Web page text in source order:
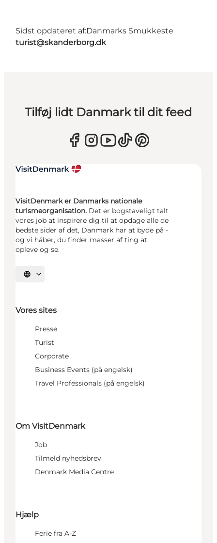
Sidst opdateret af:Danmarks Smukkeste
turist@skanderborg.dk
Tilføj lidt Danmark til dit feed
VisitDenmark er Danmarks nationale
turismeorganisation. Det er bogstaveligt talt
vores job at inspirere dig til at opdage alle de
bedste sider af det, Danmark har at byde på -
og vi håber, du finder masser af ting at
opleve og se.
Vælg sprog
Vores sites
Presse
Turist
Corporate
Business Events (på engelsk)
Travel Professionals (på engelsk)
Om VisitDenmark
Job
Tilmeld nyhedsbrev
Denmark Media Centre
Hjælp
Ferie fra A-Z